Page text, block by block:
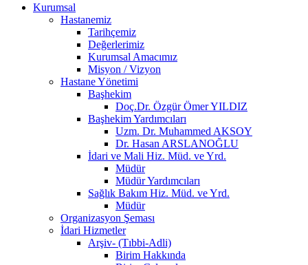
Kurumsal
Hastanemiz
Tarihçemiz
Değerlerimiz
Kurumsal Amacımız
Misyon / Vizyon
Hastane Yönetimi
Başhekim
Doç.Dr. Özgür Ömer YILDIZ
Başhekim Yardımcıları
Uzm. Dr. Muhammed AKSOY
Dr. Hasan ARSLANOĞLU
İdari ve Mali Hiz. Müd. ve Yrd.
Müdür
Müdür Yardımcıları
Sağlık Bakım Hiz. Müd. ve Yrd.
Müdür
Organizasyon Şeması
İdari Hizmetler
Arşiv- (Tıbbi-Adli)
Birim Hakkında